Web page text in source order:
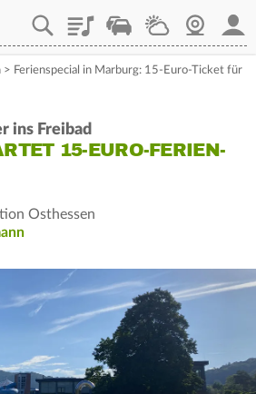
PlaylistStaupilotWetterWebcam
> Ferienspecial in Marburg: 15-Euro-Ticket für
ins Freibad
15-EURO-FERIEN-
Osthessen